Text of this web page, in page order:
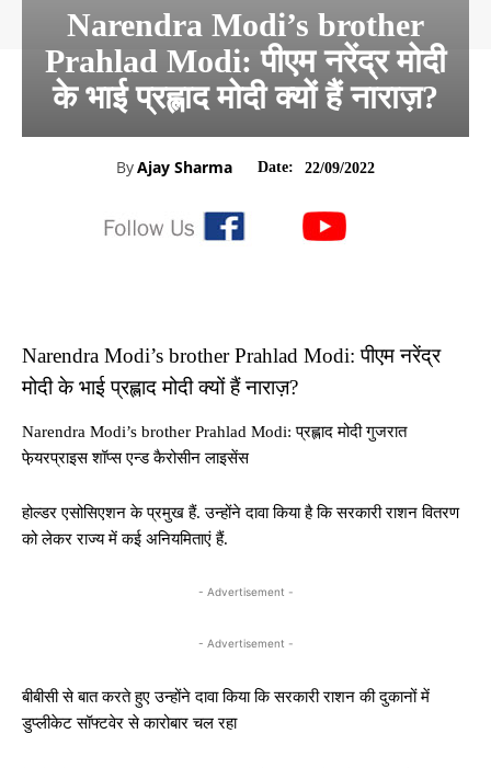
Narendra Modi’s brother
Prahlad Modi: पीएम नरेंद्र मोदी
के भाई प्रह्लाद मोदी क्यों हैं नाराज़?
ByAjay Sharma Date: 22/09/2022
Narendra Modi’s brother Prahlad Modi: पीएम नरेंद्र
मोदी के भाई प्रह्लाद मोदी क्यों हैं नाराज़?
Narendra Modi’s brother Prahlad Modi: प्रह्लाद मोदी गुजरात
फे़यरप्राइस शॉप्स एन्ड कैरोसीन लाइसेंस
होल्डर एसोसिएशन के प्रमुख हैं. उन्होंने दावा किया है कि सरकारी राशन वितरण
को लेकर राज्य में कई अनियमिताएं हैं.
- Advertisement -
- Advertisement -
बीबीसी से बात करते हुए उन्होंने दावा किया कि सरकारी राशन की दुकानों में
डुप्लीकेट सॉफ्टवेर से कारोबार चल रहा